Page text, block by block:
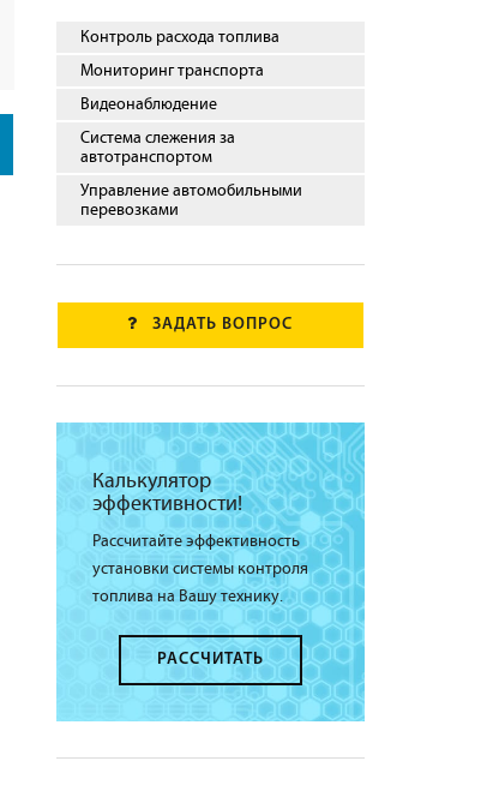
Контроль расхода топлива
Мониторинг транспорта
Видеонаблюдение
Система слежения за
автотранспортом
Управление автомобильными
перевозками
ЗАДАТЬ ВОПРОС
Калькулятор
эффективности!
Рассчитайте эффективность
установки системы контроля
топлива на Вашу технику.
РАССЧИТАТЬ